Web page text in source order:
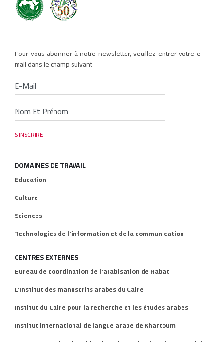
Pour vous abonner à notre newsletter, veuillez entrer votre e-
mail dans le champ suivant
DOMAINES DE TRAVAIL
Education
Culture
Sciences
Technologies de l'information et de la communication
CENTRES EXTERNES
Bureau de coordination de l'arabisation de Rabat
L'Institut des manuscrits arabes du Caire
Institut du Caire pour la recherche et les études arabes
Institut international de langue arabe de Khartoum